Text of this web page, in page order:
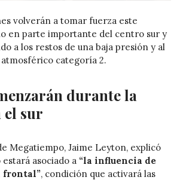
volverán a tomar fuerza este
en parte importante del centro sur y
a los restos de una baja presión y al
categoría 2.
durante la
el sur
Megatiempo, Jaime Leyton, explicó
asociado a “la influencia de
frontal”, condición que activará las